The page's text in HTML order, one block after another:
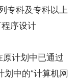
专科及专科以上
序设计
计划中已通过
划中的“计算机网